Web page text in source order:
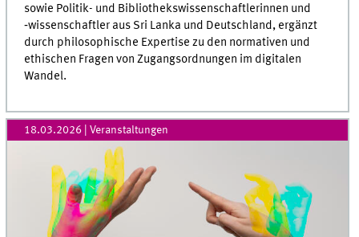
sowie Politik- und Bibliotheks­wissenschaftlerinnen und
‑wissenschaftler aus Sri Lanka und Deutschland, ergänzt
durch philosophische Expertise zu den normativen und
ethischen Fragen von Zugangsordnungen im digitalen
Wandel.
18.03.2026 | Veranstaltungen